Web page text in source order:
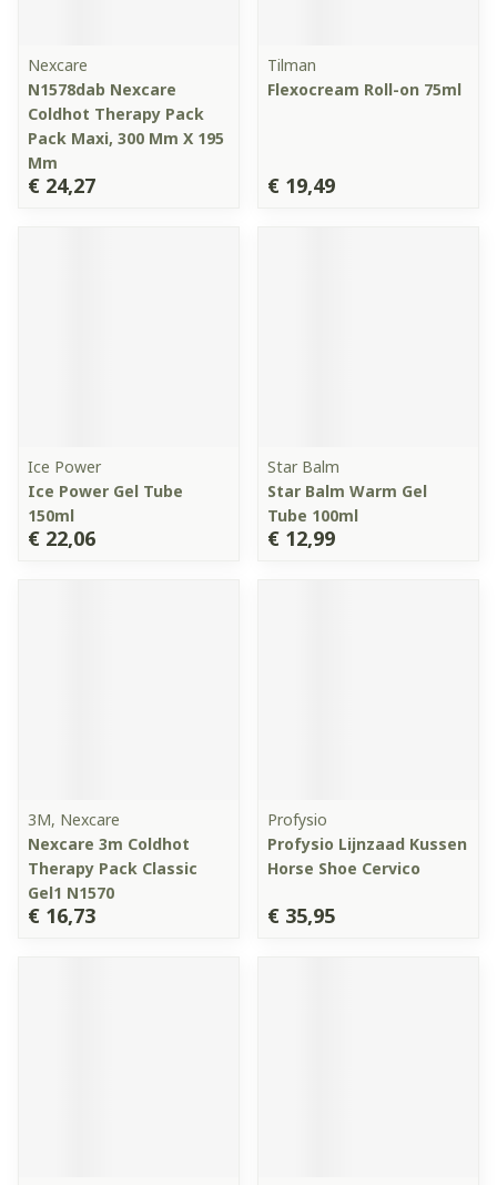
Nexcare
N1578dab Nexcare
Coldhot Therapy Pack
Pack Maxi, 300 Mm X 195
Mm
€ 24,27
Tilman
Flexocream Roll-on 75ml
€ 19,49
Ice Power
Ice Power Gel Tube
150ml
€ 22,06
Star Balm
Star Balm Warm Gel
Tube 100ml
€ 12,99
3M, Nexcare
Nexcare 3m Coldhot
Therapy Pack Classic
Gel1 N1570
€ 16,73
Profysio
Profysio Lijnzaad Kussen
Horse Shoe Cervico
€ 35,95